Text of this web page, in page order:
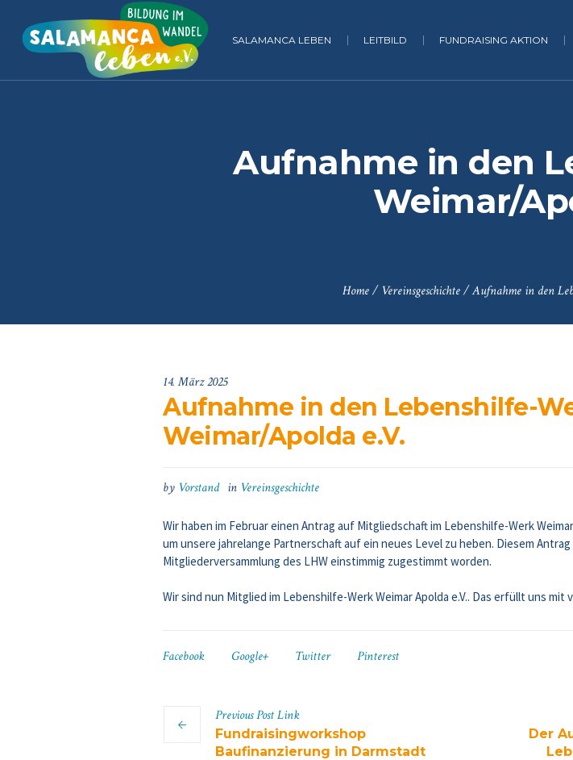
SALAMANCA LEBEN LEITBILD FUNDRAISING AKTION
Aufnahme in den
Weimar/
Home/ Vereinsgeschichte/Aufnahme in den
14. März 2025
Aufnahme in den Lebenshilfe-
Weimar/Apolda e.V.
by Vorstand in Vereinsgeschichte
Wir haben im Februar einen Antrag auf Mitgliedschaft im Lebenshilfe-Werk
um unsere jahrelange Partnerschaft auf ein neues Level zu heben. Diesem
Mitgliederversammlung des LHW einstimmig zugestimmt worden.
Wir sind nun Mitglied im Lebenshilfe-Werk Weimar Apolda e.V.. Das erfüllt uns mit
Facebook Google+ Twitter Pinterest
PreviousPostLink
Fundraisingworkshop
Baufinanzierung in Darmstadt
Der